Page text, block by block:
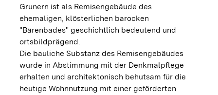
Grunern ist als Remisengebäude des
ehemaligen, klösterlichen barocken
"Bärenbades" geschichtlich bedeutend und
ortsbildprägend.
Die bauliche Substanz des Remisengebäudes
wurde in Abstimmung mit der Denkmalpflege
erhalten und architektonisch behutsam für die
heutige Wohnnutzung mit einer geförderten